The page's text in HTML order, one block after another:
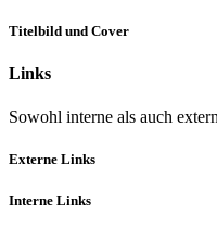
Titelbild und Cover
Links
Sowohl interne als auch
Externe Links
Interne Links